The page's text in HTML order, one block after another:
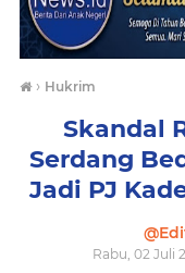
› Hukrim
Skandal
Serdang
Jadi PJ
Rabu, 02 Juli